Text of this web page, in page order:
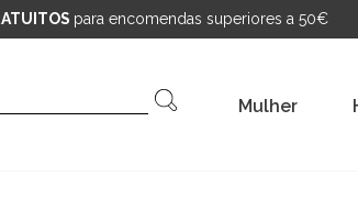
para encomendas superiores a 50€
Mulher